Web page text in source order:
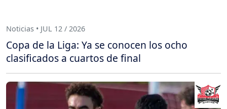
Noticias • JUL 12 / 2026
Copa de la Liga: Ya se conocen los ocho
clasificados a cuartos de final